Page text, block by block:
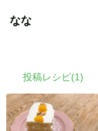
なな
投稿レシピ(1)